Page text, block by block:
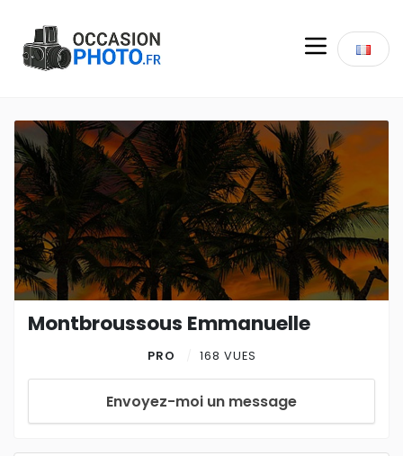
Montbroussous Emmanuelle
PRO 168 VUES
Envoyez-moi un message